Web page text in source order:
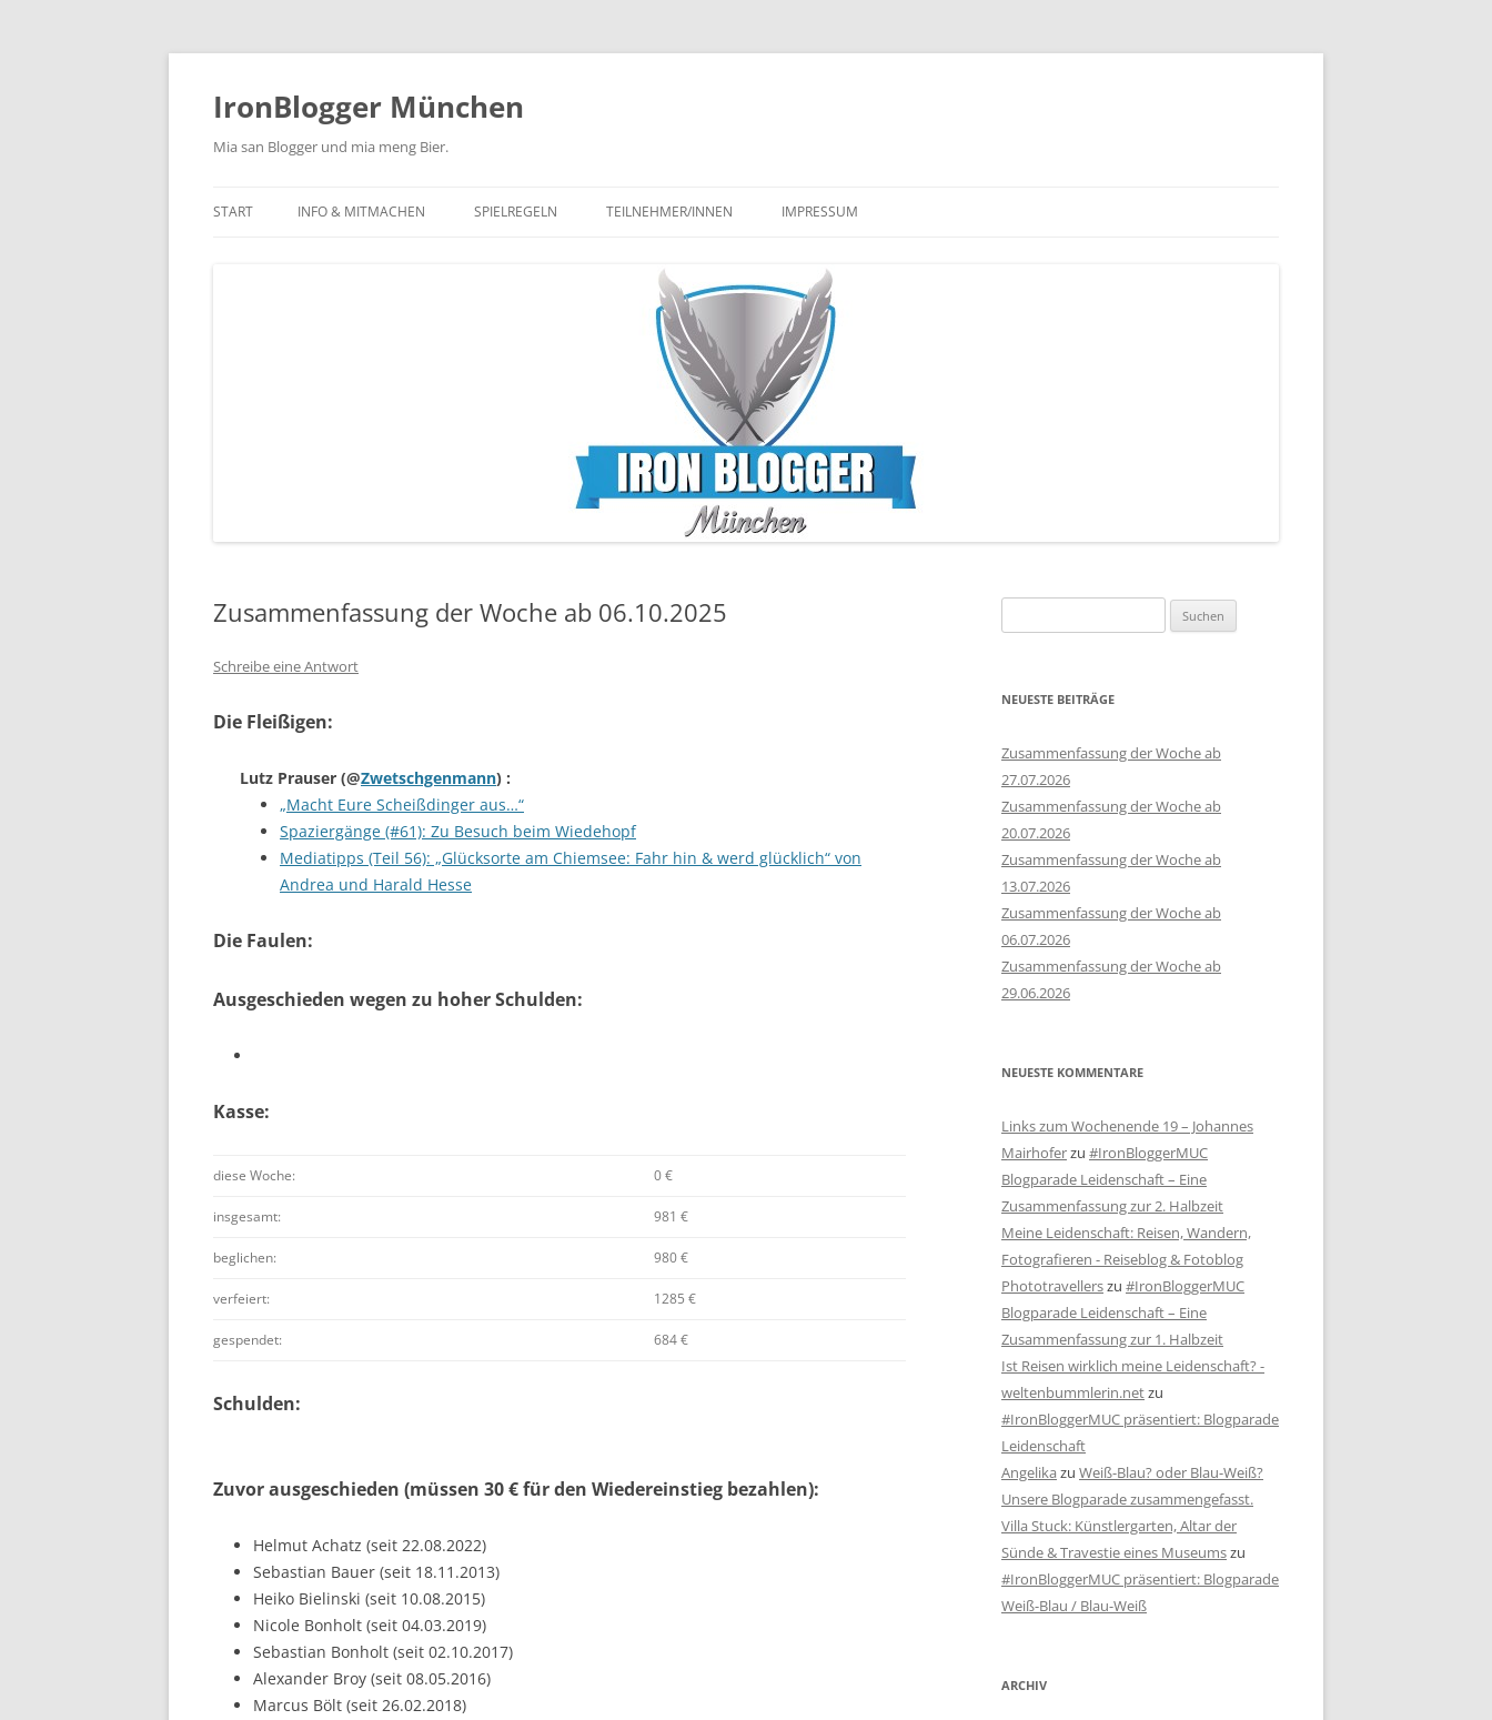
Zum
IronBlogger München
Mia san Blogger und mia meng Bier.
START INFO & MITMACHEN SPIELREGELN TEILNEHMER/INNEN IMPRESSUM
Zusammenfassung der Woche ab 06.10.2025
Schreibe eine Antwort
Die Fleißigen:
Lutz Prauser (@Zwetschgenmann) :
„Macht Eure Scheißdinger aus…“
Spaziergänge (#61): Zu Besuch beim Wiedehopf
Mediatipps (Teil 56): „Glücksorte am Chiemsee: Fahr hin & werd glücklich“ von
Andrea und Harald Hesse
Die Faulen:
Ausgeschieden wegen zu hoher Schulden:
Kasse:
diese Woche: 0 €
insgesamt: 981 €
beglichen: 980 €
verfeiert: 1285 €
gespendet: 684 €
Schulden:
Zuvor ausgeschieden (müssen 30 € für den Wiedereinstieg bezahlen):
Helmut Achatz (seit 22.08.2022)
Sebastian Bauer (seit 18.11.2013)
Heiko Bielinski (seit 10.08.2015)
Nicole Bonholt (seit 04.03.2019)
Sebastian Bonholt (seit 02.10.2017)
Alexander Broy (seit 08.05.2016)
Marcus Bölt (seit 26.02.2018)
nach:
NEUESTE BEITRÄGE
Zusammenfassung der Woche ab
27.07.2026
Zusammenfassung der Woche ab
20.07.2026
Zusammenfassung der Woche ab
13.07.2026
Zusammenfassung der Woche ab
06.07.2026
Zusammenfassung der Woche ab
29.06.2026
NEUESTE KOMMENTARE
Links zum Wochenende 19 – Johannes
Mairhoferzu #IronBloggerMUC
Blogparade Leidenschaft – Eine
Zusammenfassung zur 2. Halbzeit
Meine Leidenschaft: Reisen, Wandern,
Fotografieren - Reiseblog & Fotoblog
Phototravellerszu #IronBloggerMUC
Blogparade Leidenschaft – Eine
Zusammenfassung zur 1. Halbzeit
Ist Reisen wirklich meine Leidenschaft? -
weltenbummlerin.netzu
#IronBloggerMUC präsentiert: Blogparade
Leidenschaft
Angelika zu Weiß-Blau? oder Blau-Weiß?
Unsere Blogparade zusammengefasst.
Villa Stuck: Künstlergarten, Altar der
Sünde & Travestie eines Museumszu
#IronBloggerMUC präsentiert: Blogparade
Weiß-Blau / Blau-Weiß
ARCHIV